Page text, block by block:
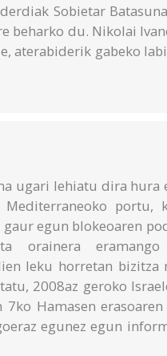
Sobietar
beharko du. Nikolai
aterabiderik gabeko
ugari lehiatu dira hura
portu,
egun blokeoaren
orainera
leku horretan bizitza
2008az geroko
Hamasen erasoaren
egunez egun